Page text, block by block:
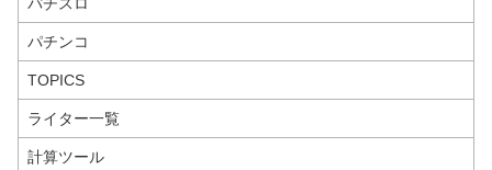
パチンコ
TOPICS
ライター一覧
計算ツール